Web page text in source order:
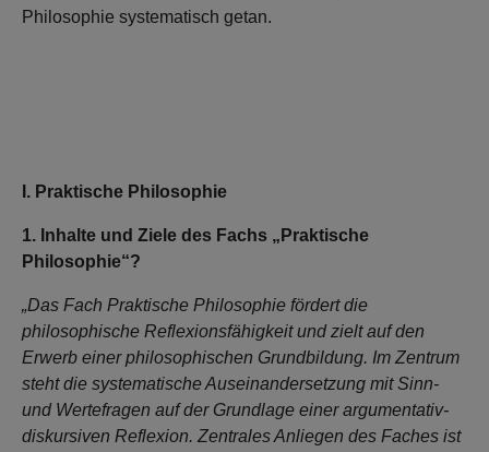
Philosophie systematisch getan.
I. Praktische Philosophie
1. Inhalte und Ziele des Fachs „Praktische
Philosophie“?
„Das Fach Praktische Philosophie fördert die
philosophische Reflexionsfähigkeit und zielt auf den
Erwerb einer philosophischen Grundbildung. Im Zentrum
steht die systematische Auseinandersetzung mit Sinn-
und Wertefragen auf der Grundlage einer argumentativ-
diskursiven Reflexion. Zentrales Anliegen des Faches ist